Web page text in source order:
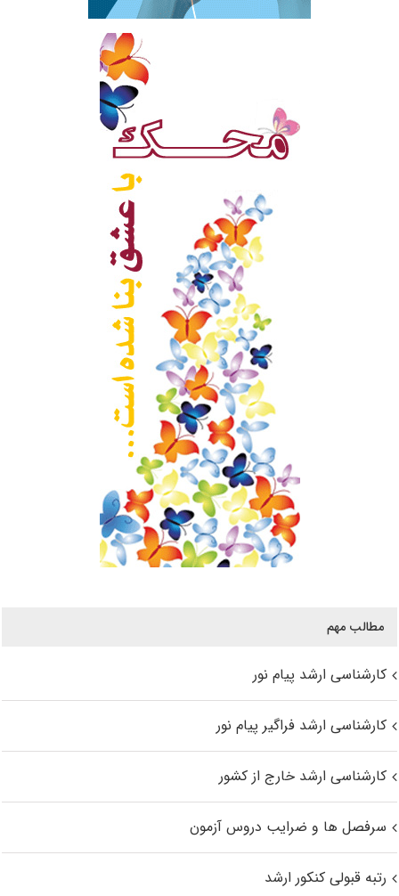
مطالب مهم
کارشناسی ارشد پیام نور
کارشناسی ارشد فراگیر پیام نور
کارشناسی ارشد خارج از کشور
سرفصل ها و ضرایب دروس آزمون
رتبه قبولی کنکور ارشد